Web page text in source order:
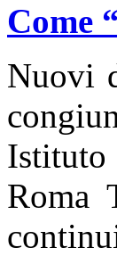
Come
Nuovi
Istituto
Roma